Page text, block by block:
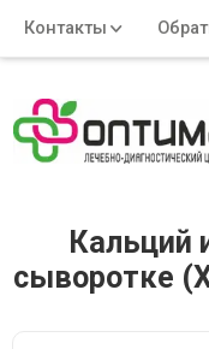
Контакты
Адрес:
Кальций
сыворотке